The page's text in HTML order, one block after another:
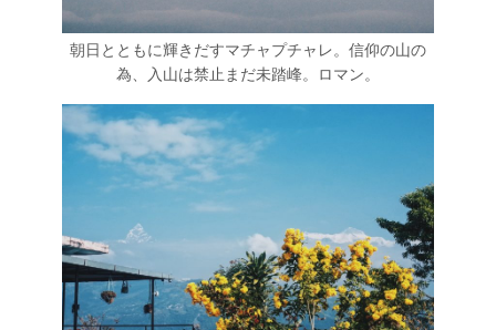
朝日とともに輝きだすマチャプチャレ。信仰の山の
為、入山は禁止まだ未踏峰。ロマン。